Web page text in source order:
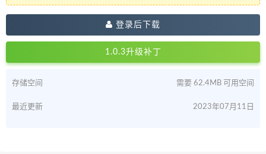
登录后下载
1.0.3升级补丁
存储空间 需要 62.4MB 可用空间
最近更新 2023年07月11日